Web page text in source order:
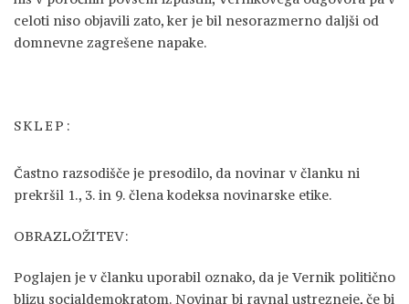
celoti niso objavili zato, ker je bil nesorazmerno daljši od
domnevne zagrešene napake.
SKLEP:
Častno razsodišče je presodilo, da novinar v članku ni
prekršil 1., 3. in 9. člena kodeksa novinarske etike.
OBRAZLOŽITEV:
Poglajen je v članku uporabil oznako, da je Vernik politično
blizu socialdemokratom. Novinar bi ravnal ustrezneje, če bi